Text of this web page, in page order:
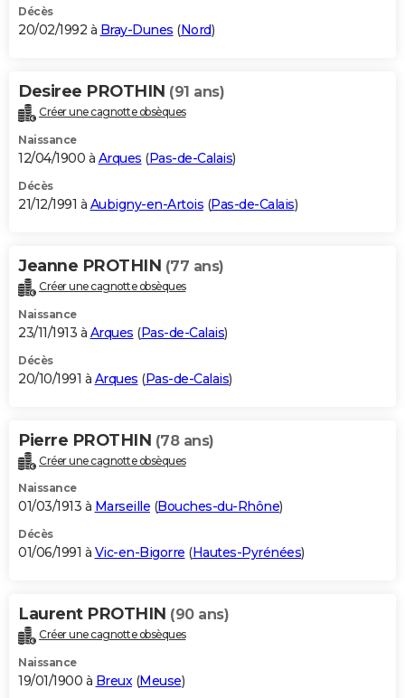
Décès
20/02/1992 à Bray-Dunes (Nord)
Desiree PROTHIN (91 ans)
Créer une cagnotte obsèques
Naissance
12/04/1900 à Arques (Pas-de-Calais)
Décès
21/12/1991 à Aubigny-en-Artois (Pas-de-Calais)
Jeanne PROTHIN (77 ans)
Créer une cagnotte obsèques
Naissance
23/11/1913 à Arques (Pas-de-Calais)
Décès
20/10/1991 à Arques (Pas-de-Calais)
Pierre PROTHIN (78 ans)
Créer une cagnotte obsèques
Naissance
01/03/1913 à Marseille (Bouches-du-Rhône)
Décès
01/06/1991 à Vic-en-Bigorre (Hautes-Pyrénées)
Laurent PROTHIN (90 ans)
Créer une cagnotte obsèques
Naissance
19/01/1900 à Breux(Meuse)